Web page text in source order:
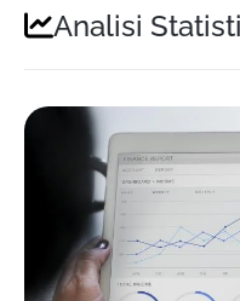
Analisi